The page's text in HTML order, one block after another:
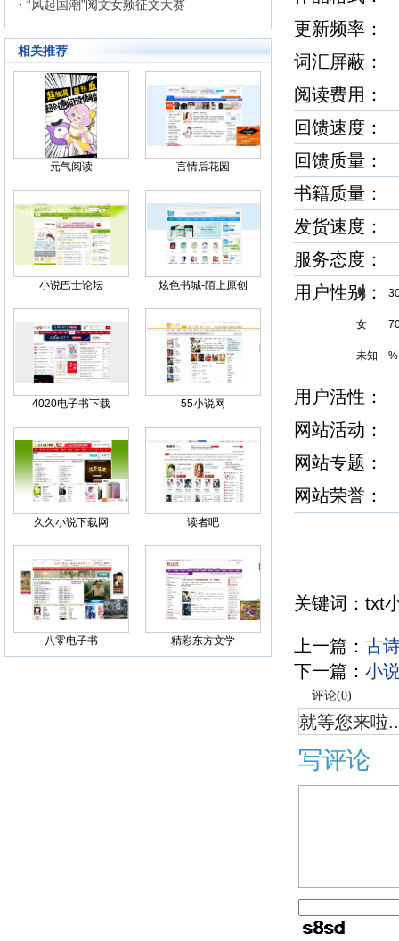
· “风起国潮”阅文女频征文大赛
相关推荐
元气阅读 言情后花园
小说巴士论坛 炫色书城-陌上原创
4020电子书下载 55小说网
久久小说下载网 读者吧
八零电子书 精彩东方文学
更新频率：
词汇屏蔽：
阅读费用：
回馈速度
回馈质量
书籍质量
发货速度
服务态度
用户性别
男
女
未知 %
用户活性：
网站活动：
网站专题：
网站荣誉
关键词：txt
上一篇： 古
下一篇： 小
评论(0)
就等您来啦
写评论